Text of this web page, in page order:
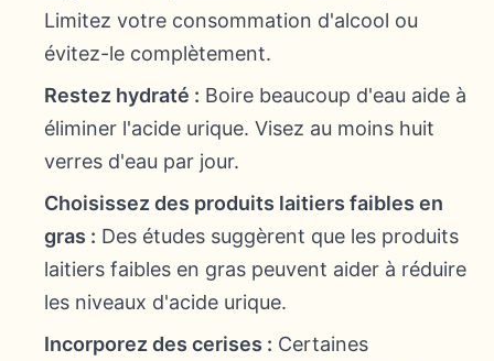
Limitez votre consommation d'alcool ou
évitez-le complètement.
Restez hydraté : Boire beaucoup d'eau aide à
éliminer l'acide urique. Visez au moins huit
verres d'eau par jour.
Choisissez des produits laitiers faibles en
gras : Des études suggèrent que les produits
laitiers faibles en gras peuvent aider à réduire
les niveaux d'acide urique.
Incorporez des cerises : Certaines